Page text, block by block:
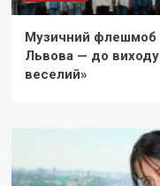
Музичний флешмоб
Львова — до
веселий»